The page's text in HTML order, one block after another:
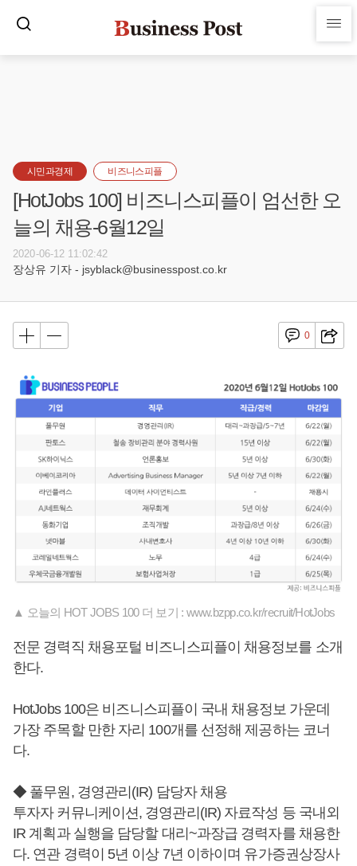
시민과경제 비즈니스피플
[HotJobs 100] 비즈니스피플이 엄선한 오
늘의 채용-6월12일
2020-06-12 11:02:42
장상유 기자 - jsyblack@businesspost.co.kr
0
▲ 오늘의 HOT JOBS 100 더 보기 : www.bzpp.co.kr/recruit/HotJobs
전문 경력직 채용포털 비즈니스피플이 채용정보를 소개
한다.
HotJobs 100은 비즈니스피플이 국내 채용정보 가운데
가장 주목할 만한 자리 100개를 선정해 제공하는 코너
다.
◆ 풀무원, 경영관리(IR) 담당자 채용
투자자 커뮤니케이션, 경영관리(IR) 자료작성 등 국내외
IR 계획과 실행을 담당할 대리~과장급 경력자를 채용한
다. 연관 경력이 5년 이상 7년 이하이며 유가증권상장사